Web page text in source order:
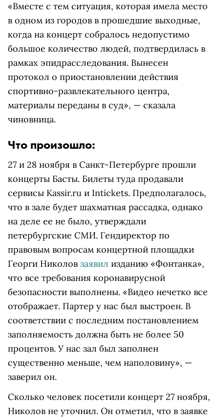
«Вместе с тем ситуация, которая имела место
в одном из городов в прошедшие выходные,
когда на концерт собралось недопустимо
большое количество людей, подтвердилась в
рамках эпидрасследования. Вынесен
протокол о приостановлении действия
спортивно-развлекательного центра,
материалы переданы в суд», — сказала
чиновница.
Что произошло:
27 и 28 ноября в Санкт-Петербурге прошли
концерты Басты. Билеты туда продавали
сервисы Kassir.ru и Intickets. Предполагалось,
что в зале будет шахматная рассадка, однако
на деле ее не было, утверждали
петербургские СМИ. Гендиректор по
правовым вопросам концертной площадки
Георги Николов заявил изданию «Фонтанка»,
что все требования коронавирусной
безопасности выполнены. «Видео нечетко все
отображает. Партер у нас был выстроен. В
соответствии с последним постановлением
заполняемость должна быть не более 50
процентов. У нас зал был заполнен
существенно меньше, чем наполовину», —
заверил он.
Сколько человек посетили концерт 27 ноября,
Николов не уточнил. Он отметил, что в заявке